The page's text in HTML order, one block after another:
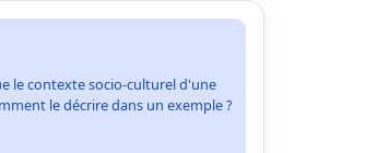
le contexte socio-culturel d'une
le décrire dans un exemple ?